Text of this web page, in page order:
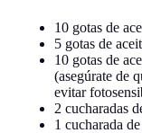
10 gotas de
5 gotas de
10 gotas de
(asegúrate de
evitar
2 cucharadas
1 cucharada